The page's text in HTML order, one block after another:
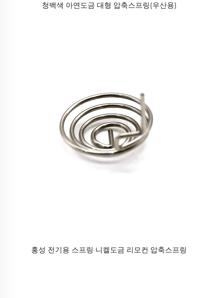
청백색 아연도금 대형 압축스프링(우산용)
홍성 전기용 스프링 니켈도금 리모컨 압축스프링